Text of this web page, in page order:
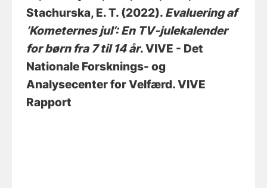
Stachurska, E. T. (2022). Evaluering af
’Kometernes jul’: En TV-julekalender
for børn fra 7 til 14 år. VIVE - Det
Nationale Forsknings- og
Analysecenter for Velfærd. VIVE
Rapport